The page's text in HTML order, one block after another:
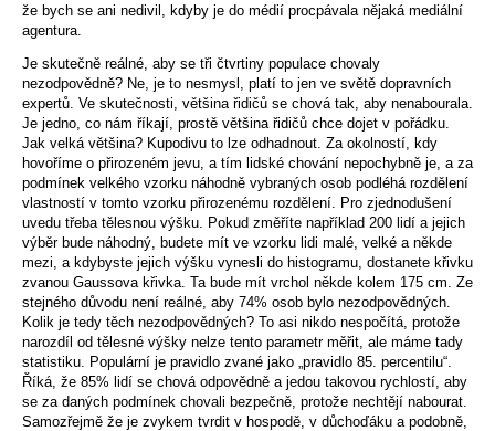
že bych se ani nedivil, kdyby je do médií procpávala nějaká mediální
agentura.
Je skutečně reálné, aby se tři čtvrtiny populace chovaly
nezodpovědně? Ne, je to nesmysl, platí to jen ve světě dopravních
expertů. Ve skutečnosti, většina řidičů se chová tak, aby nenabourala.
Je jedno, co nám říkají, prostě většina řidičů chce dojet v pořádku.
Jak velká většina? Kupodivu to lze odhadnout. Za okolností, kdy
hovoříme o přirozeném jevu, a tím lidské chování nepochybně je, a za
podmínek velkého vzorku náhodně vybraných osob podléhá rozdělení
vlastností v tomto vzorku přirozenému rozdělení. Pro zjednodušení
uvedu třeba tělesnou výšku. Pokud změříte například 200 lidí a jejich
výběr bude náhodný, budete mít ve vzorku lidi malé, velké a někde
mezi, a kdybyste jejich výšku vynesli do histogramu, dostanete křivku
zvanou Gaussova křivka. Ta bude mít vrchol někde kolem 175 cm. Ze
stejného důvodu není reálné, aby 74% osob bylo nezodpovědných.
Kolik je tedy těch nezodpovědných? To asi nikdo nespočítá, protože
narozdíl od tělesné výšky nelze tento parametr měřit, ale máme tady
statistiku. Populární je pravidlo zvané jako „pravidlo 85. percentilu“.
Říká, že 85% lidí se chová odpovědně a jedou takovou rychlostí, aby
se za daných podmínek chovali bezpečně, protože nechtějí nabourat.
Samozřejmě že je zvykem tvrdit v hospodě, v důchoďáku a podobně,